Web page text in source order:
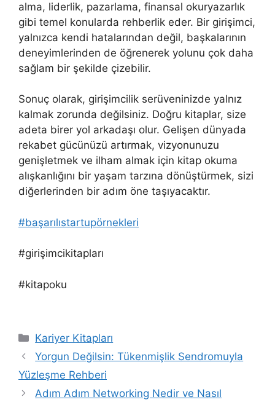
alma, liderlik, pazarlama, finansal okuryazarlık
gibi temel konularda rehberlik eder. Bir girişimci,
yalnızca kendi hatalarından değil, başkalarının
deneyimlerinden de öğrenerek yolunu çok daha
sağlam bir şekilde çizebilir.
Sonuç olarak, girişimcilik serüveninizde yalnız
kalmak zorunda değilsiniz. Doğru kitaplar, size
adeta birer yol arkadaşı olur. Gelişen dünyada
rekabet gücünüzü artırmak, vizyonunuzu
genişletmek ve ilham almak için kitap okuma
alışkanlığını bir yaşam tarzına dönüştürmek, sizi
diğerlerinden bir adım öne taşıyacaktır.
#başarılıstartupörnekleri
#girişimcikitapları
#kitapoku
Kategoriler
Kariyer Kitapları
Yorgun Değilsin: Tükenmişlik Sendromuyla
Yüzleşme Rehberi
Adım Adım Networking Nedir ve Nasıl